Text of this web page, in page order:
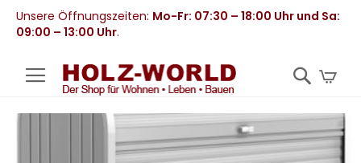
Unsere Öffnungszeiten: Mo-Fr: 07:30 – 18:00 Uhr und Sa:
09:00 – 13:00 Uhr.